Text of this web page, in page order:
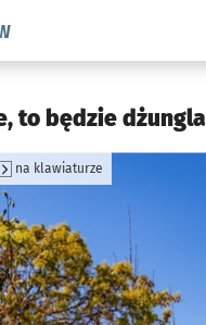
Środowisko we
to będzie
na klawiaturze